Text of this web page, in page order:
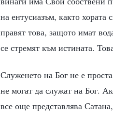
на ентусиазъм, както
правят това, защото имат
се стремят към истината.
Служенето на Бог не е
не могат да служат на Бог.
все още представлява